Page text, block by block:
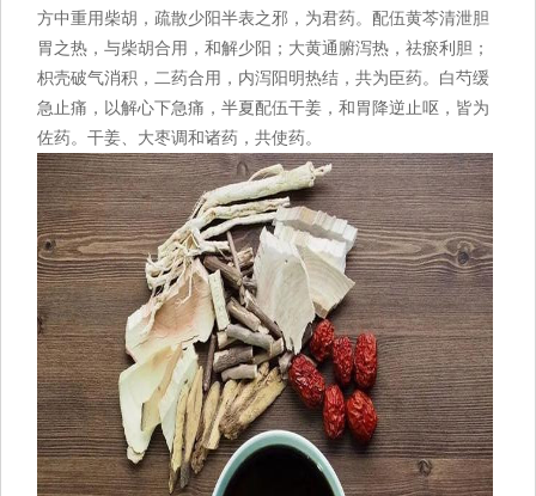
方中重用柴胡，疏散少阳半表之邪，为君药。配伍黄芩清泄胆
胃之热，与柴胡合用，和解少阳；大黄通腑泻热，祛瘀利胆；
枳壳破气消积，二药合用，内泻阳明热结，共为臣药。白芍缓
急止痛，以解心下急痛，半夏配伍干姜，和胃降逆止呕，皆为
佐药。干姜、大枣调和诸药，共使药。